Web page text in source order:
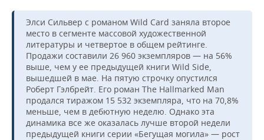
Элси Сильвер с романом Wild Card заняла второе
место в сегменте массовой художественной
литературы и четвертое в общем рейтинге.
Продажи составили 26 960 экземпляров — на 56%
выше, чем у ее предыдущей книги Wild Side,
вышедшей в мае. На пятую строчку опустился
Роберт Гэлбрейт. Его роман The Hallmarked Man
продался тиражом 15 532 экземпляра, что на 70,8%
меньше, чем в дебютную неделю. Однако эта
динамика все же оказалась лучше второй недели
предыдущей книги серии «Бегущая могила» — рост